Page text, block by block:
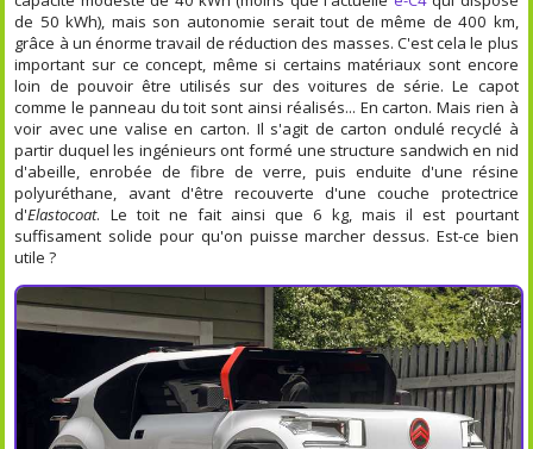
de 50 kWh), mais son autonomie serait tout de même de 400 km,
grâce à un énorme travail de réduction des masses. C'est cela le plus
important sur ce concept, même si certains matériaux sont encore
loin de pouvoir être utilisés sur des voitures de série. Le capot
comme le panneau du toit sont ainsi réalisés... En carton. Mais rien à
voir avec une valise en carton. Il s'agit de carton ondulé recyclé à
partir duquel les ingénieurs ont formé une structure sandwich en nid
d'abeille, enrobée de fibre de verre, puis enduite d'une résine
polyuréthane, avant d'être recouverte d'une couche protectrice
d'Elastocoat. Le toit ne fait ainsi que 6 kg, mais il est pourtant
suffisament solide pour qu'on puisse marcher dessus. Est-ce bien
utile ?